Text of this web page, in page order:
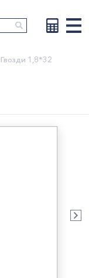
Гвозди 1,8*32